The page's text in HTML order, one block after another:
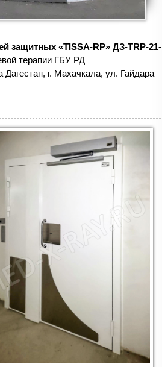
защитных «TISSA-RР» ДЗ-TRP-21-
терапии ГБУ РД
Дагестан, г. Махачкала, ул. Гайдара